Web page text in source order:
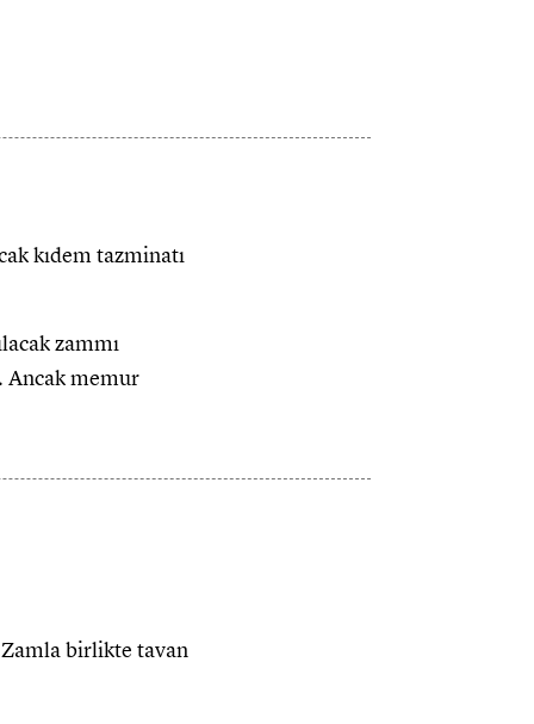
kıdem tazminatı
zammı
Ancak memur
Zamla birlikte tavan